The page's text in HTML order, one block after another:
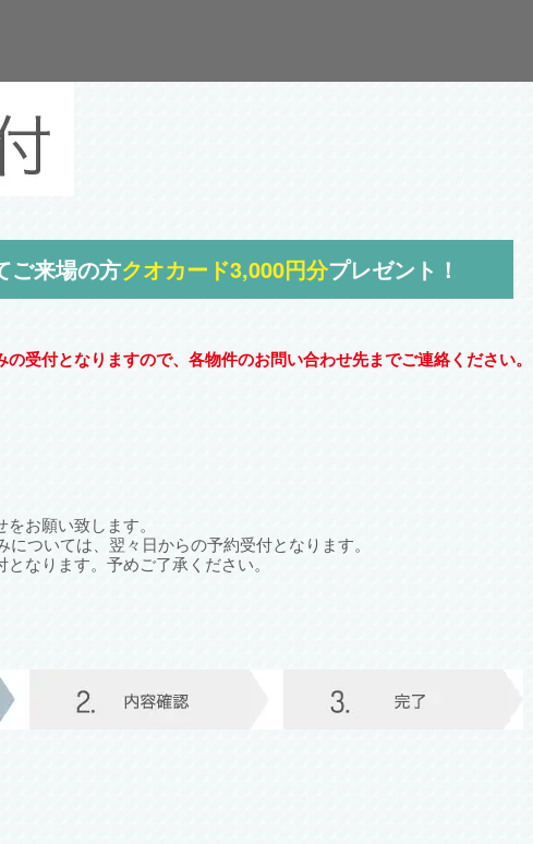
ご来場の方クオカード3,000円分プレゼント！
受付となりますので、各物件のお問い合わせ先までご連絡ください。
お願い致します。
ついては、翌々日からの予約受付となります。
なります。予めご了承ください。